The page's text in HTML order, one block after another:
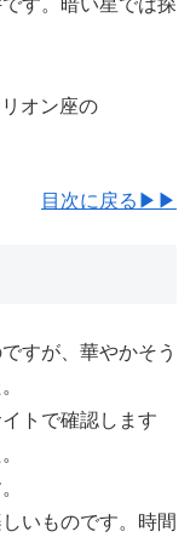
オン座の
目次に戻る▶▶
すが、華やかそう
トで確認します
いものです。時間